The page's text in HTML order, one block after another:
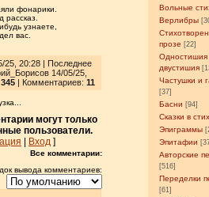
Вольные
Верлибры
прозе [22]
Одностишия
двустишия
Частушки и
[37]
Басни [94]
Сказки в
Эпиграммы
Эпитафии
Авторские
[516]
Переделки
[61]
фонарики.
рассказ.
узнаете,
вас.
25, 20:28 | Последнее
14/05/25,
345| Комментариев: 11
могут только
пользователи.
Вход]
Все комментарии:
вывода комментариев: